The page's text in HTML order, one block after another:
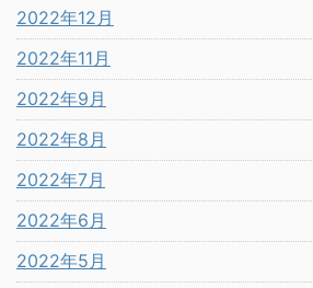
2022年12月
2022年11月
2022年9月
2022年8月
2022年7月
2022年6月
2022年5月